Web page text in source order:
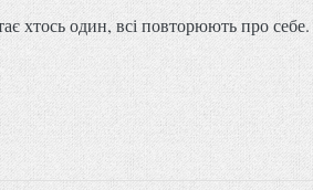
хтось один, всі повторюють про себе.